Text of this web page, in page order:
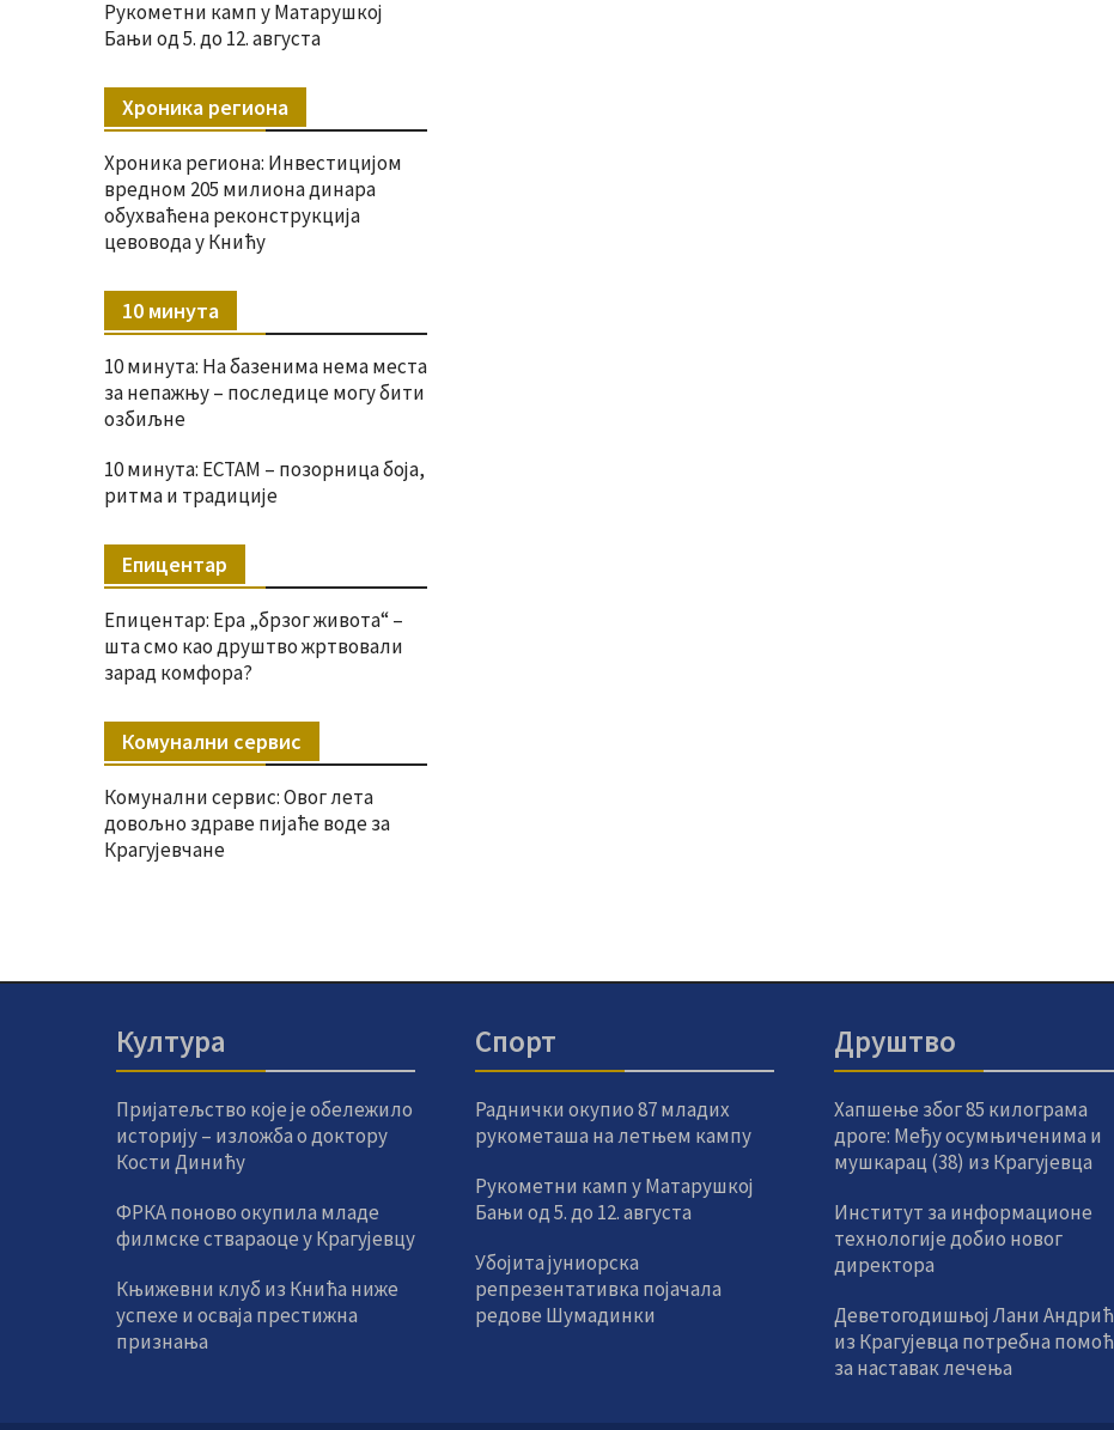
Рукометни камп у Матарушкој
Бањи од 5. до 12. августа
Хроника региона
Хроника региона: Инвестицијом
вредном 205 милиона динара
обухваћена реконструкција
цевовода у Книћу
10 минута
10 минута: На базенима нема места
за непажњу – последице могу бити
озбиљне
10 минута: ЕСТАМ – позорница боја,
ритма и традиције
Епицентар
Епицентар: Ера „брзог живота“ –
шта смо као друштво жртвовали
зарад комфора?
Комунални сервис
Комунални сервис: Овог лета
довољно здраве пијаће воде за
Крагујевчане
Култура
Пријатељство које је обележило
историју – изложба о доктору
Кости Динићу
ФРКА поново окупила младе
филмске ствараоце у Крагујевцу
Књижевни клуб из Кнића ниже
успехе и осваја престижна
признања
Спорт
Раднички окупио 87 младих
рукометаша на летњем кампу
Рукометни камп у Матарушкој
Бањи од 5. до 12. августа
Убојита јуниорска
репрезентативка појачала
редове Шумадинки
Друштво
Хапшење због 85 килограма
дроге: Међу осумњиченима и
мушкарац (38) из Крагујевца
Институт за информационе
технологије добио новог
директора
Деветогодишњој Лани Андрић
из Крагујевца потребна помоћ
за наставак лечења